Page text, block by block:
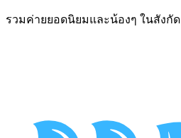
รวมค่ายยอดนิยมและน้องๆ ในสังกัด